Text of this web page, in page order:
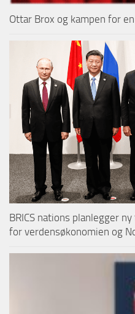
Ottar Brox og kampen for
BRICS nations planlegger
for verdensøkonomien og